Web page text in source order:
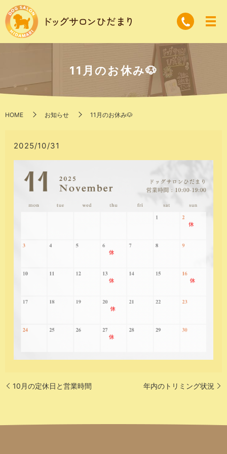
11月のお休み🐶
HOME お知らせ 11月のお休み🐶
2025/10/31
10月の定休日と営業時間 年内のトリミング状況